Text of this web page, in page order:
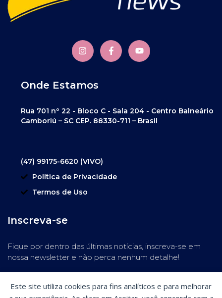
Este site utiliza cookies para fins analíticos e para melhorar
Onde Estamos
Rua 701 nº 22 - Bloco C - Sala 204 - Centro Balneário
Camboriú – SC CEP. 88330-711 – Brasil
(47) 99175-6620 (VIVO)
Política de Privacidade
Termos de Uso
Inscreva-se
Fique por dentro das últimas notícias, inscreva-se em
nossa newsletter e não perca nenhum detalhe!